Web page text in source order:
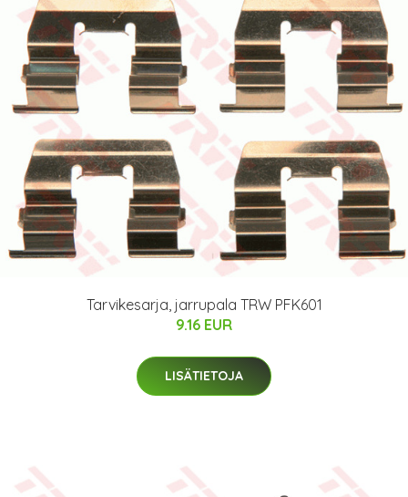
Tarvikesarja, jarrupala TRW PFK601
9.16 EUR
LISÄTIETOJA